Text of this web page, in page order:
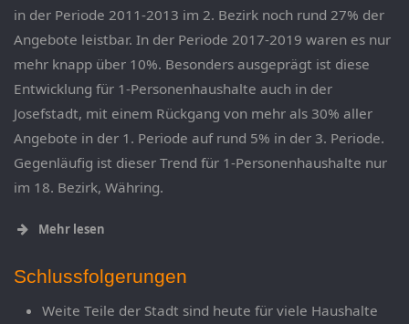
in der Periode 2011-2013 im 2. Bezirk noch rund 27% der
Angebote leistbar. In der Periode 2017-2019 waren es nur
mehr knapp über 10%. Besonders ausgeprägt ist diese
Entwicklung für 1-Personenhaushalte auch in der
Josefstadt, mit einem Rückgang von mehr als 30% aller
Angebote in der 1. Periode auf rund 5% in der 3. Periode.
Gegenläufig ist dieser Trend für 1-Personenhaushalte nur
im 18. Bezirk, Währing.
Mehr lesen
Schlussfolgerungen
Weite Teile der Stadt sind heute für viele Haushalte